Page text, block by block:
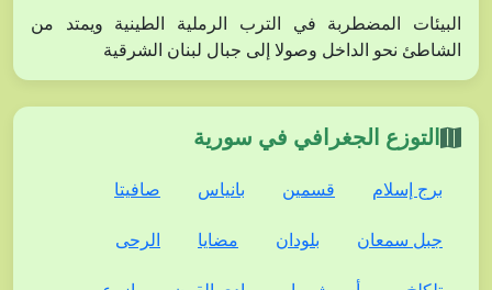
البيئات المضطربة في الترب الرملية الطينية ويمتد من
الشاطئ نحو الداخل وصولا إلى جبال لبنان الشرقية
التوزع الجغرافي في سورية
برج إسلام قسمين بانياس صافيتا
جبل سمعان بلودان مضايا الرحى